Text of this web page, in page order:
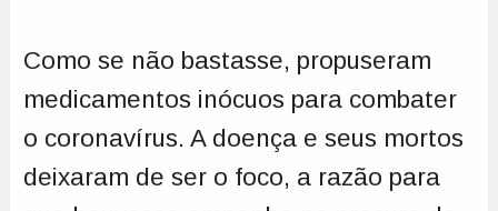
Como se não bastasse, propuseram
medicamentos inócuos para combater
o coronavírus. A doença e seus mortos
deixaram de ser o foco, a razão para